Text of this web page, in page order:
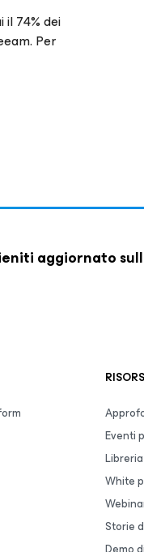
74% dei
Per
aggiornato
Eventi
White
Storie